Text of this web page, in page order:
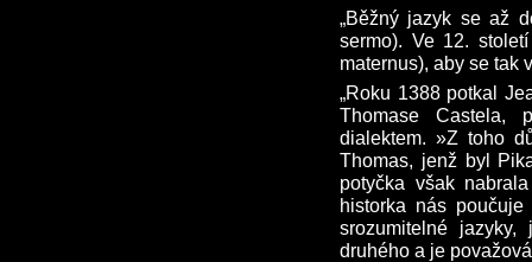
„Běžný jazyk se až
sermo). Ve 12.
maternus), aby se tak
„Roku 1388 potkal
Thomase Castela,
dialektem. »Z toho
Thomas, jenž byl
potyčka však
historka nás
srozumitelné
druhého a je